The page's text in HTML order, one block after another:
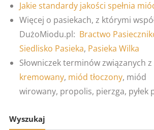
Jakie standardy jakości spełnia
Więcej o pasiekach, z którymi
DużoMiodu.pl: Bractwo
Siedlisko Pasieka, Pasieka Wilka
Słowniczek terminów związanych
kremowany, miód tłoczony, miód
wirowany, propolis, pierzga, pyłek
Wyszukaj